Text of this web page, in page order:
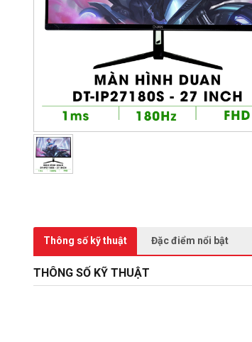
Thông số kỹ thuật Đặc điểm nổi bật
THÔNG SỐ KỸ THUẬT